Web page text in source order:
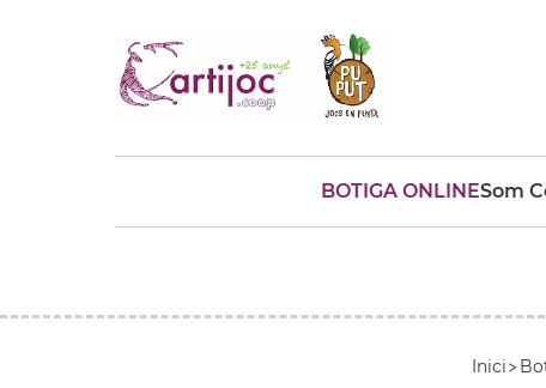
tinkering
kit Cuina viatge
BOTIGA ONLINESom
Inici